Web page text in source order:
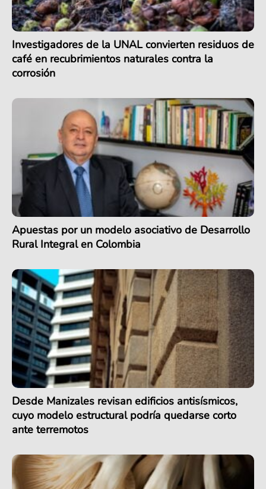
Investigadores de la UNAL convierten residuos de
café en recubrimientos naturales contra la
corrosión
Apuestas por un modelo asociativo de Desarrollo
Rural Integral en Colombia
Desde Manizales revisan edificios antisísmicos,
cuyo modelo estructural podría quedarse corto
ante terremotos